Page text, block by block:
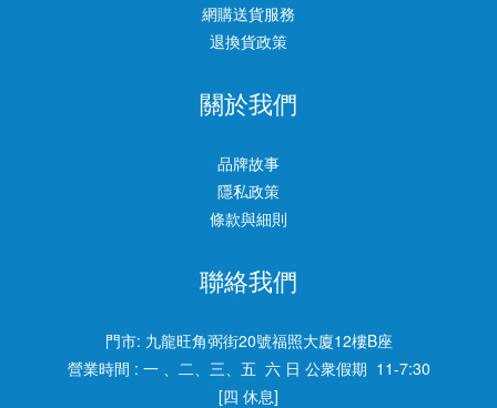
網購送貨服務
退換貨政策
關於我們
品牌故事
隱私政策
條款與細則
聯絡我們
門市: 九龍旺角弼街20號福照大廈12樓B座
營業時間 : 一 、二、三、五 六 日 公衆假期 11-7:30
[四 休息]